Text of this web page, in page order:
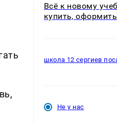
Всё к новому
купить,
школа 12 сергиев
Не у нас